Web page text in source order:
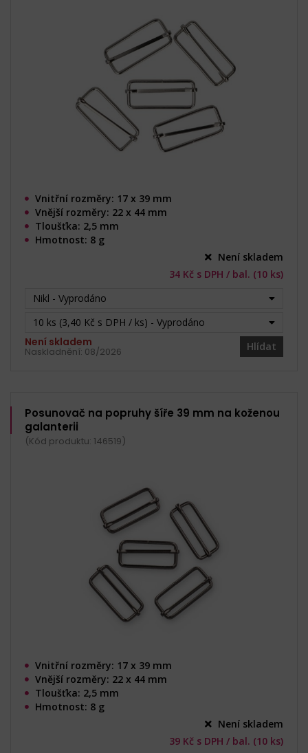
Vnitřní rozměry: 17 x 39 mm
Vnější rozměry: 22 x 44 mm
Tloušťka: 2,5 mm
Hmotnost: 8 g
Není skladem
34 Kč s DPH / bal. (10 ks)
Nikl - Vyprodáno
10 ks (3,40 Kč s DPH / ks) - Vyprodáno
Není skladem
Naskladnění: 08/2026 Hlídat
Posunovač na popruhy šíře 39 mm na koženou
galanterii
(Kód produktu: 146519)
Vnitřní rozměry: 17 x 39 mm
Vnější rozměry: 22 x 44 mm
Tloušťka: 2,5 mm
Hmotnost: 8 g
Není skladem
39 Kč s DPH / bal. (10 ks)